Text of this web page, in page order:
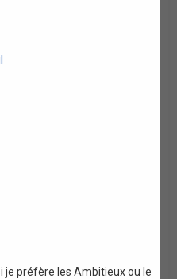
je préfère les Ambitieux ou le